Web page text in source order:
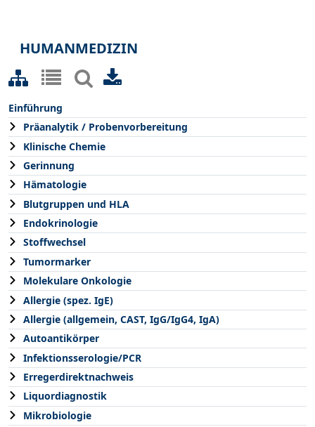
HUMANMEDIZIN
Einführung
Präanalytik / Probenvorbereitung
Klinische Chemie
Gerinnung
Hämatologie
Blutgruppen und HLA
Endokrinologie
Stoffwechsel
Tumormarker
Molekulare Onkologie
Allergie (spez. IgE)
Allergie (allgemein, CAST, IgG/IgG4, IgA)
Autoantikörper
Infektionsserologie/PCR
Erregerdirektnachweis
Liquordiagnostik
Mikrobiologie